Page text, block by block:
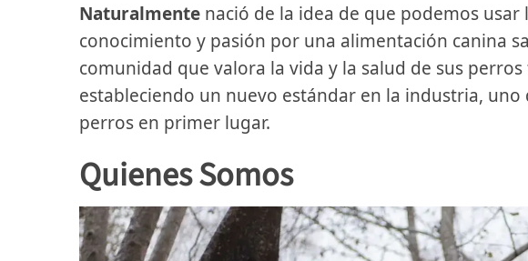
Naturalmente nació de la idea de que podemos
conocimiento y pasión por una alimentación canina
comunidad que valora la vida y la salud de sus
estableciendo un nuevo estándar en la industria,
perros en primer lugar.
Quienes Somos